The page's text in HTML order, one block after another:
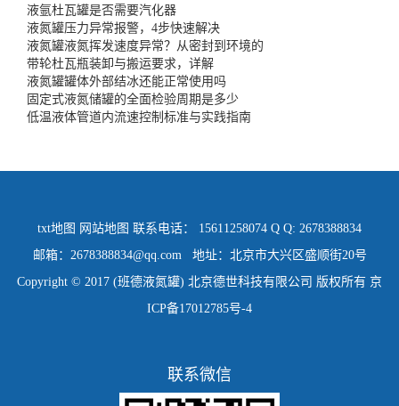
液氩杜瓦罐是否需要汽化器
液氮罐压力异常报警，4步快速解决
液氮罐液氮挥发速度异常？从密封到环境的
带轮杜瓦瓶装卸与搬运要求，详解
液氮罐罐体外部结冰还能正常使用吗
固定式液氮储罐的全面检验周期是多少
低温液体管道内流速控制标准与实践指南
txt地图 网站地图 联系电话： 15611258074 Q Q: 2678388834
邮箱：2678388834@qq.com 地址：北京市大兴区盛顺街20号
Copyright © 2017 (班德液氮罐) 北京德世科技有限公司 版权所有 京
ICP备17012785号-4
联系微信